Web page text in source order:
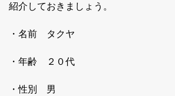
紹介しておきましょう。
・名前 タクヤ
・年齢 ２０代
・性別 男